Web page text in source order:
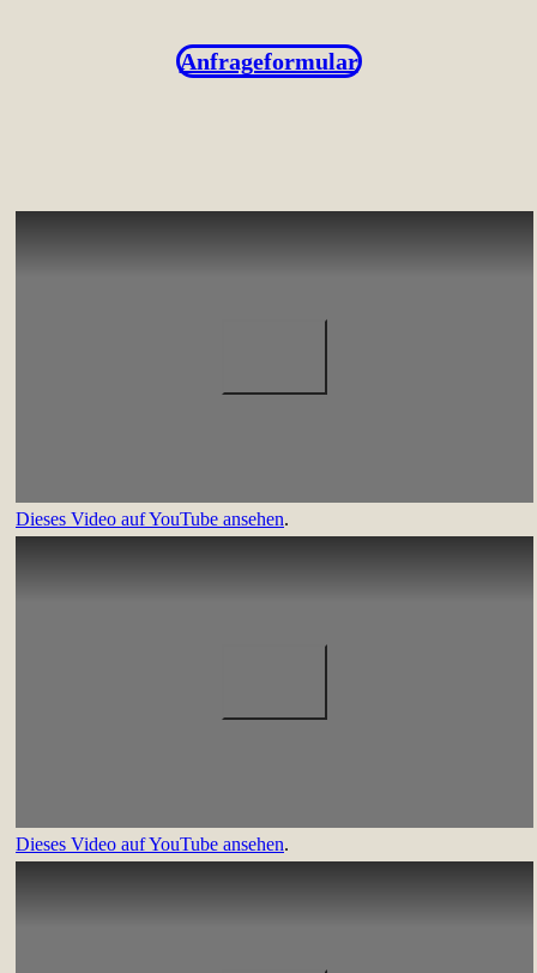
Anfrageformular
Dieses Video auf YouTube ansehen.
Dieses Video auf YouTube ansehen.